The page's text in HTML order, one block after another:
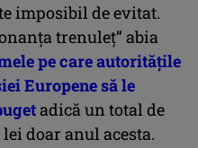
imposibil de evitat.
trenuleț” abia
pe care autoritățile
Europene să le
adică un total de
doar anul acesta.